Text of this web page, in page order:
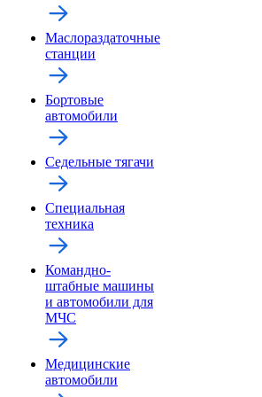
Маслораздаточные
станции
Бортовые
автомобили
Седельные тягачи
Специальная
техника
Командно-
штабные машины
и автомобили для
МЧС
Медицинские
автомобили